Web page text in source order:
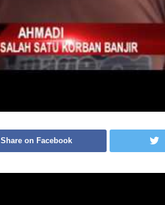
Share on Facebook